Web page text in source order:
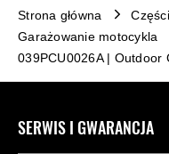
Strona główna
Garażowanie motocykla
039PCU0026A | Outdoor
SERWIS I GWARANCJA